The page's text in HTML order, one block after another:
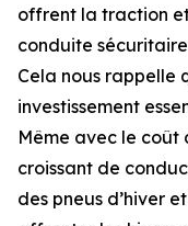
offrent la traction
conduite
Cela nous rappelle
investissement
Même avec le coût
croissant de
des pneus d’hiver